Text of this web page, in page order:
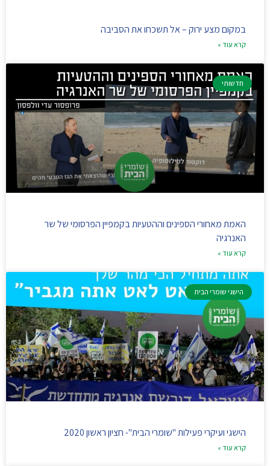
במקום מצע ירוק – אל תשכחו את הסביבה
קרא עוד »
חדשותי
האמת מאחורי הספינים וההטעיות בקמפיין הפרסומי של שר
האנרגיה
קרא עוד »
הישגי שומרי הבית
הישגי ועיקרי פעילות "שומרי הבית"- חציון ראשון 2020
קרא עוד »